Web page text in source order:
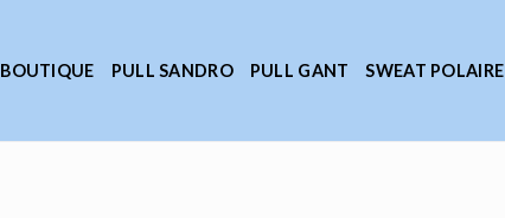
BOUTIQUE PULL SANDRO PULL GANT SWEAT POLAIRE